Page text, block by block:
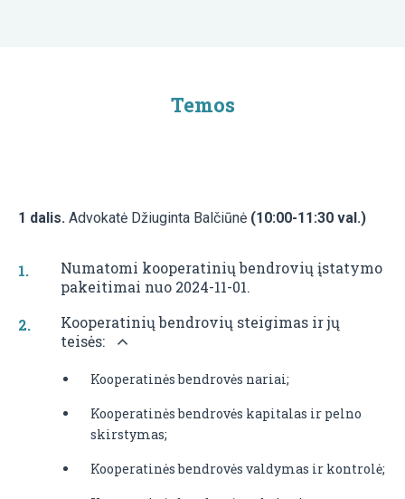
Temos
1 dalis. Advokatė Džiuginta Balčiūnė (10:00-11:30 val.)
Numatomi kooperatinių bendrovių įstatymo
pakeitimai nuo 2024-11-01.
Kooperatinių bendrovių steigimas ir jų
teisės:
Kooperatinės bendrovės nariai;
Kooperatinės bendrovės kapitalas ir pelno
skirstymas;
Kooperatinės bendrovės valdymas ir kontrolė;